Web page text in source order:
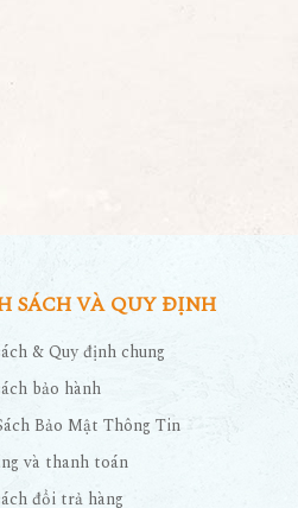
SÁCH VÀ QUY ĐỊNH
& Quy định chung
bảo hành
Bảo Mật Thông Tin
và thanh toán
đổi trả hàng